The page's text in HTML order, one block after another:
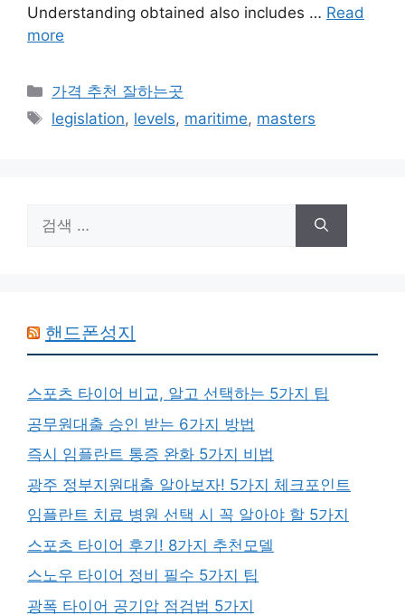
Understanding obtained also includes … Read
more
카
테
가격 추천 잘하는곳
태
legislation, levels, maritime, masters
색:
핸드폰성지
스포츠 타이어 비교, 알고 선택하는 5가지 팁
공무원대출 승인 받는 6가지 방법
즉시 임플란트 통증 완화 5가지 비법
광주 정부지원대출 알아보자! 5가지 체크포인트
임플란트 치료 병원 선택 시 꼭 알아야 할 5가지
스포츠 타이어 후기! 8가지 추천모델
스노우 타이어 정비 필수 5가지 팁
광폭 타이어 공기압 점검법 5가지